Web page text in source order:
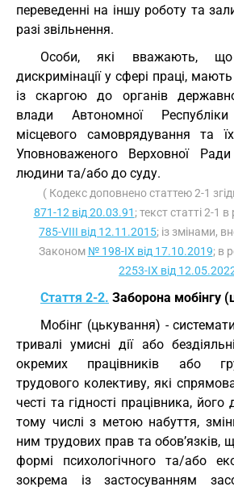
переведенні на іншу роботу та
разі звільнення.
Особи, які вважають,
дискримінації у сфері праці,
із скаргою до органів
влади Автономної
місцевого самоврядування та
Уповноваженого Верховної
людини та/або до суду.
( Кодекс доповнено статтею 2-1
871-12 від 20.03.91 ; текст статті 2-1
785-VIII від 12.11.2015; із змінами,
Законом № 198-IX від 17.10.2019; в
2253-IX від
Стаття 2-2. Заборона мобінгу
Мобінг (цькування) -
тривалі умисні дії або
окремих працівників або
трудового колективу, які
честі та гідності працівника, його
тому числі з метою набуття,
ним трудових прав та обов’язків,
формі психологічного та/або
зокрема із застосуванням